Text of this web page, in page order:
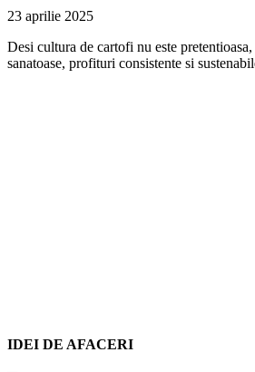
23 aprilie 2025
Desi cultura de cartofi nu este
sanatoase, profituri consistente si
IDEI DE AFACERI